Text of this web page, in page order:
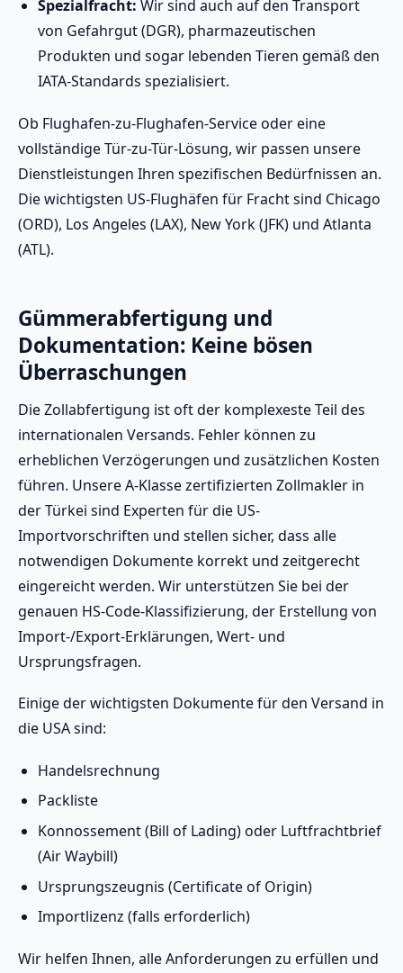
Spezialfracht: Wir sind auch auf den Transport
von Gefahrgut (DGR), pharmazeutischen
Produkten und sogar lebenden Tieren gemäß den
IATA-Standards spezialisiert.
Ob Flughafen-zu-Flughafen-Service oder eine
vollständige Tür-zu-Tür-Lösung, wir passen unsere
Dienstleistungen Ihren spezifischen Bedürfnissen an.
Die wichtigsten US-Flughäfen für Fracht sind Chicago
(ORD), Los Angeles (LAX), New York (JFK) und Atlanta
(ATL).
Gümmerabfertigung und
Dokumentation: Keine bösen
Überraschungen
Die Zollabfertigung ist oft der komplexeste Teil des
internationalen Versands. Fehler können zu
erheblichen Verzögerungen und zusätzlichen Kosten
führen. Unsere A-Klasse zertifizierten Zollmakler in
der Türkei sind Experten für die US-
Importvorschriften und stellen sicher, dass alle
notwendigen Dokumente korrekt und zeitgerecht
eingereicht werden. Wir unterstützen Sie bei der
genauen HS-Code-Klassifizierung, der Erstellung von
Import-/Export-Erklärungen, Wert- und
Ursprungsfragen.
Einige der wichtigsten Dokumente für den Versand in
die USA sind:
Handelsrechnung
Packliste
Konnossement (Bill of Lading) oder Luftfrachtbrief
(Air Waybill)
Ursprungszeugnis (Certificate of Origin)
Importlizenz (falls erforderlich)
Wir helfen Ihnen, alle Anforderungen zu erfüllen und